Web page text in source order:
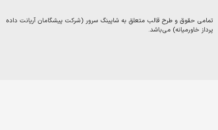
و طرح قالب متعلق به شاپینگ سرور (شرکت پیشگامان آریانت داده
می‌باشد.
Copyright